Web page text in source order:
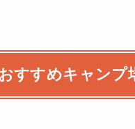
すすめキャンプ